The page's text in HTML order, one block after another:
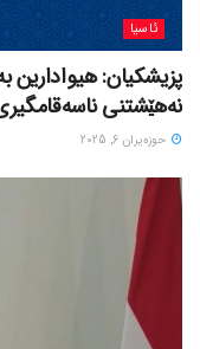
ئاسیا
پزیشکیان: هیوادارین
نەهێشتنی
حوزه‌یران 6, 2025